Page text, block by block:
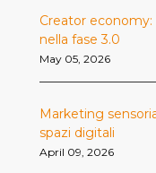
Creator economy:
nella fase 3.0
May 05, 2026
Marketing
spazi digitali
April 09, 2026